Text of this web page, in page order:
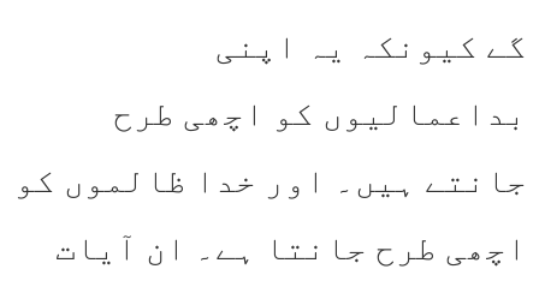
گے کیونکہ یہ اپنی
بداعمالیوں کو اچھی طرح
جانتے ہیں۔ اور خدا ظالموں کو
اچھی طرح جانتا ہے۔ ان آیات